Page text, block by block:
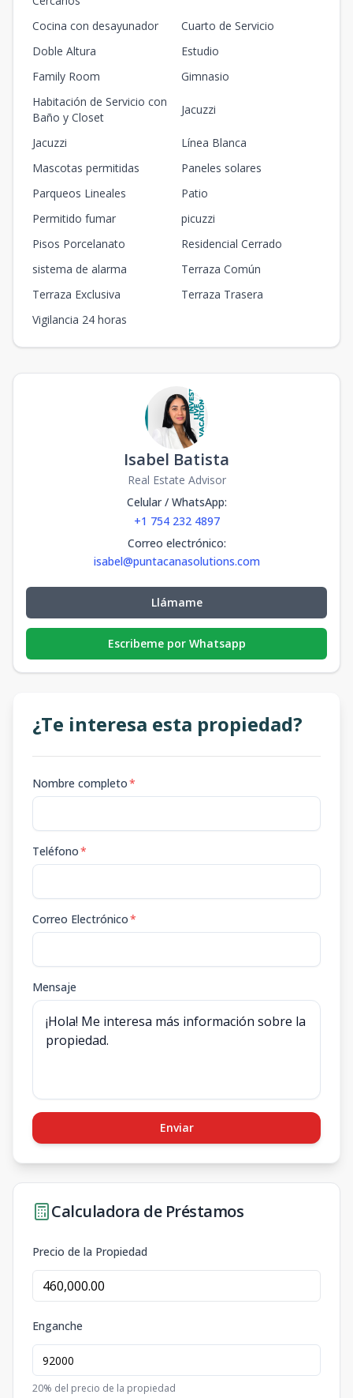
Cocina con desayunador
Cuarto de Servicio
Doble Altura
Estudio
Family Room
Gimnasio
Habitación de Servicio con
Baño y Closet
Jacuzzi
Jacuzzi
Línea Blanca
Mascotas permitidas
Paneles solares
Parqueos Lineales
Patio
Permitido fumar
picuzzi
Pisos Porcelanato
Residencial Cerrado
sistema de alarma
Terraza Común
Terraza Exclusiva
Terraza Trasera
Vigilancia 24 horas
Isabel Batista
Real Estate Advisor
Celular / WhatsApp:
+1 754 232 4897
Correo electrónico:
isabel@puntacanasolutions.com
Llámame
Escribeme por Whatsapp
¿Te interesa esta propiedad?
Nombre completo*
Teléfono*
Correo Electrónico*
Mensaje
Enviar
Calculadora de Préstamos
Precio de la Propiedad
Enganche
20% del precio de la propiedad